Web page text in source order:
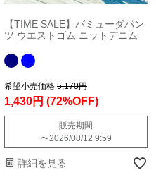
【TIME SALE】バミューダパン
ツ ウエストゴム ニットデニム
希望小売価格 5,170円
1,430円 (72%OFF)
販売期間
〜2026/08/12 9:59
詳細を見る